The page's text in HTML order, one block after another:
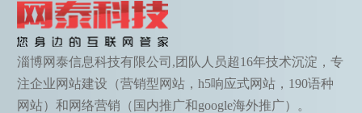
淄博网泰信息科技有限公司,团队人员超16年技术沉淀，专
注企业网站建设（营销型网站，h5响应式网站，190语种
网站）和网络营销（国内推广和google海外推广）。